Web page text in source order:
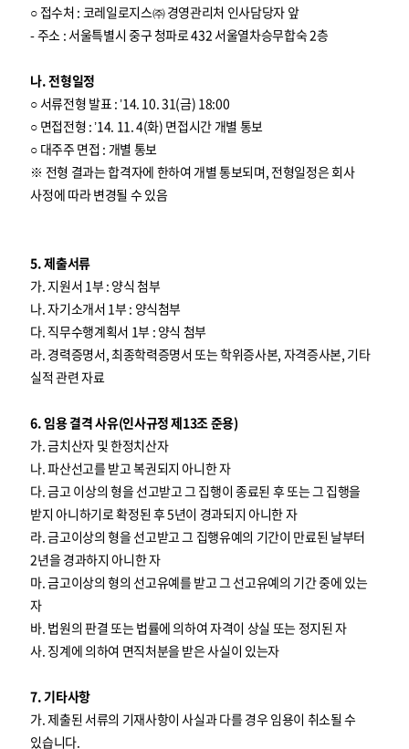
○ 접수처 : 코레일로지스㈜ 경영관리처 인사담당자 앞
- 주소 : 서울특별시 중구 청파로 432 서울열차승무합숙 2층
나. 전형일정
○ 서류전형 발표 : ’14. 10. 31(금) 18:00
○ 면접전형 : ’14. 11. 4(화) 면접시간 개별 통보
○ 대주주 면접 : 개별 통보
※ 전형 결과는 합격자에 한하여 개별 통보되며, 전형일정은 회사
사정에 따라 변경될 수 있음
5. 제출서류
가. 지원서 1부 : 양식 첨부
나. 자기소개서 1부 : 양식첨부
다. 직무수행계획서 1부 : 양식 첨부
라. 경력증명서, 최종학력증명서 또는 학위증사본, 자격증사본, 기타
실적 관련 자료
6. 임용 결격 사유(인사규정 제13조 준용)
가. 금치산자 및 한정치산자
나. 파산선고를 받고 복권되지 아니한 자
다. 금고 이상의 형을 선고받고 그 집행이 종료된 후 또는 그 집행을
받지 아니하기로 확정된 후 5년이 경과되지 아니한 자
라. 금고이상의 형을 선고받고 그 집행유예의 기간이 만료된 날부터
2년을 경과하지 아니한 자
마. 금고이상의 형의 선고유예를 받고 그 선고유예의 기간 중에 있는
자
바. 법원의 판결 또는 법률에 의하여 자격이 상실 또는 정지된 자
사. 징계에 의하여 면직처분을 받은 사실이 있는자
7. 기타사항
가. 제출된 서류의 기재사항이 사실과 다를 경우 임용이 취소될 수
있습니다.